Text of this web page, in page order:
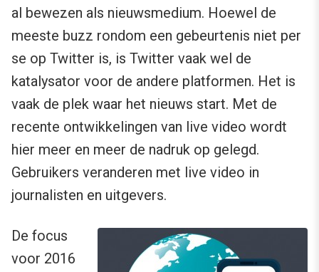
al bewezen als nieuwsmedium. Hoewel de
meeste buzz rondom een gebeurtenis niet per
se op Twitter is, is Twitter vaak wel de
katalysator voor de andere platformen. Het is
vaak de plek waar het nieuws start. Met de
recente ontwikkelingen van live video wordt
hier meer en meer de nadruk op gelegd.
Gebruikers veranderen met live video in
journalisten en uitgevers.
De focus
voor 2016